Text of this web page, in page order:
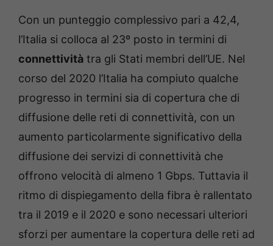
Con un punteggio complessivo pari a 42,4,
l’Italia si colloca al 23º posto in termini di
connettività tra gli Stati membri dell’UE. Nel
corso del 2020 l’Italia ha compiuto qualche
progresso in termini sia di copertura che di
diffusione delle reti di connettività, con un
aumento particolarmente significativo della
diffusione dei servizi di connettività che
offrono velocità di almeno 1 Gbps. Tuttavia il
ritmo di dispiegamento della fibra è rallentato
tra il 2019 e il 2020 e sono necessari ulteriori
sforzi per aumentare la copertura delle reti ad